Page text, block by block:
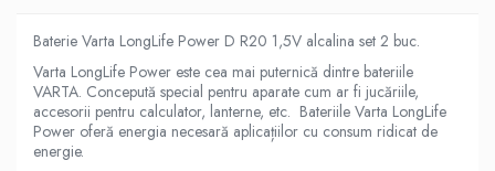
Baterie Varta LongLife Power D R20 1,5V alcalina set 2 buc.
Varta LongLife Power este cea mai puternică dintre bateriile
VARTA. Concepută special pentru aparate cum ar fi jucăriile,
accesorii pentru calculator, lanterne, etc. Bateriile Varta LongLife
Power oferă energia necesară aplicațiilor cu consum ridicat de
energie.